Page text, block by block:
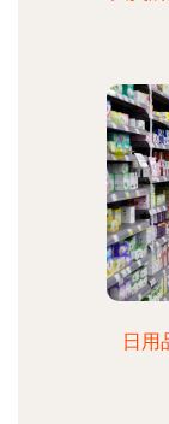
日用